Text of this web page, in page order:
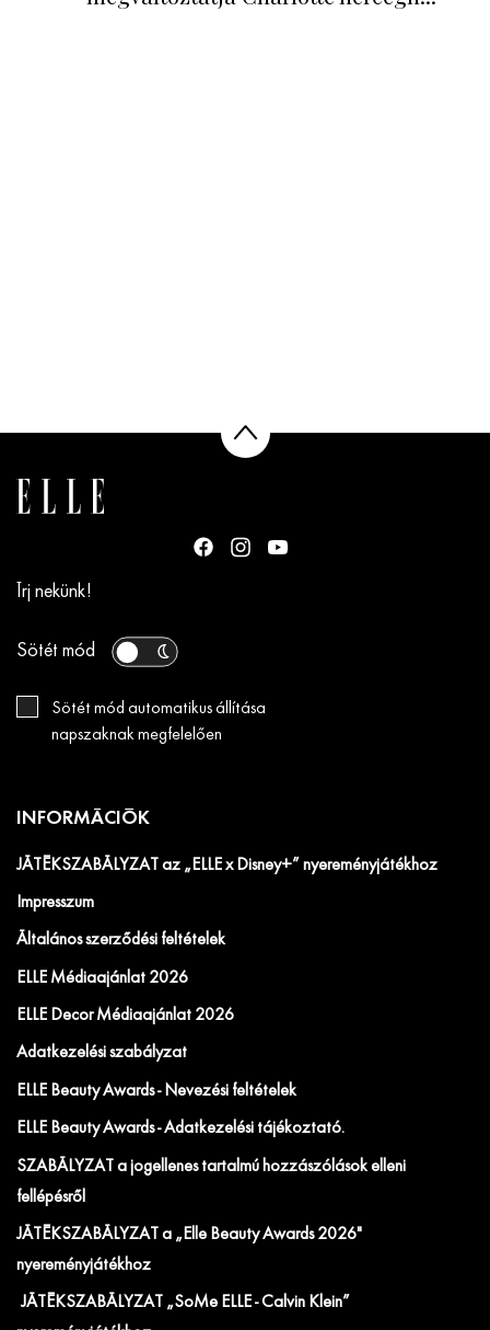
Írj nekünk!
Sötét mód
Sötét mód automatikus állítása
napszaknak megfelelően
INFORMÁCIÓK
JÁTÉKSZABÁLYZAT az „ELLE x Disney+” nyereményjátékhoz
Impresszum
Általános szerződési feltételek
ELLE Médiaajánlat 2026
ELLE Decor Médiaajánlat 2026
Adatkezelési szabályzat
ELLE Beauty Awards - Nevezési feltételek
ELLE Beauty Awards - Adatkezelési tájékoztató.
SZABÁLYZAT a jogellenes tartalmú hozzászólások elleni
fellépésről
JÁTÉKSZABÁLYZAT a „Elle Beauty Awards 2026"
nyereményjátékhoz
JÁTÉKSZABÁLYZAT „SoMe ELLE - Calvin Klein”